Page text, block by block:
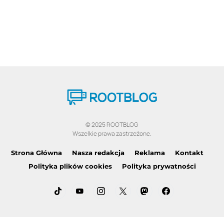
© 2025 ROOTBLOG
Wszelkie prawa zastrzeżone.
Strona Główna Nasza redakcja Reklama
Kontakt
Polityka plików cookies
Polityka prywatności